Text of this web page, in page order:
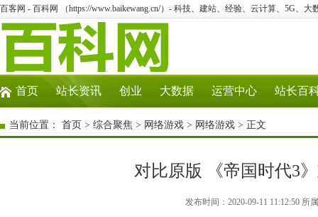
百客网 - 百科网 （https://www.baikewang.cn/）- 科技、建站、经验、云计算、5G、大
首页 站长资讯 创业 大数据 运营中心 站长百
当前位置： 首页 > 综合聚焦 > 网络游戏 > 网络游戏 > 正文
对比原版 《帝国时代3
发布时间：2020-09-11 11:12:50